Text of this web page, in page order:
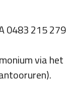
0483 215 279
via het